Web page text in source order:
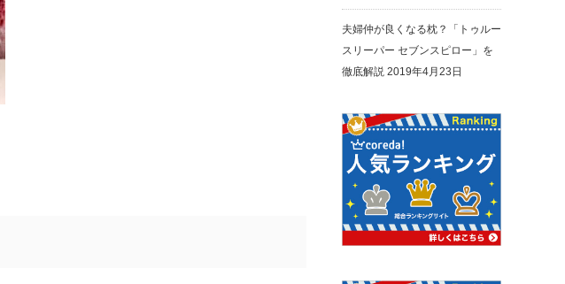
夫婦仲が良くなる枕？「トゥルー
スリーパー セブンスピロー」を
徹底解説 2019年4月23日